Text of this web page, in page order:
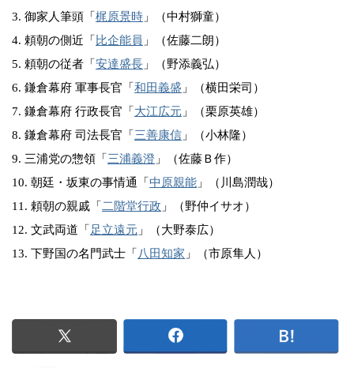
3. 御家人筆頭「 梶原景時 」（中村獅童）
4. 頼朝の側近「 比企能員 」（佐藤二朗）
5. 頼朝の従者「 安達盛長 」（野添義弘）
6. 鎌倉幕府 軍事長官「 和田義盛 」（横田栄司）
7. 鎌倉幕府 行政長官「 大江広元 」（栗原英雄）
8. 鎌倉幕府 司法長官「 三善康信 」（小林隆）
9. 三浦党の惣領「 三浦義澄 」（佐藤Ｂ作）
10. 朝廷・坂東の事情通「 中原親能 」（川島潤哉）
11. 頼朝の親戚「 二階堂行政 」（野仲イサオ）
12. 文武両道「 足立遠元 」（大野泰広）
13. 下野国の名門武士「 八田知家 」（市原隼人）